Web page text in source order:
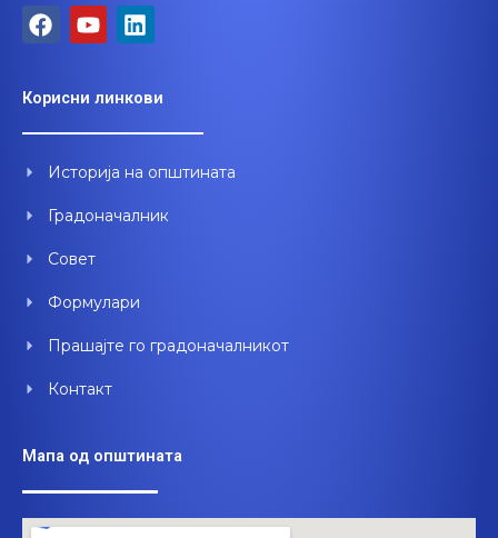
F
a
b
o
k
Y
o
u
b
L
i
e
d
n
Корисни линкови
Историја на општината
Градоначалник
Совет
Формулари
Прашајте го градоначалникот
Контакт
Мапа од општината